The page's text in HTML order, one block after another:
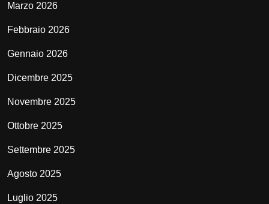
Marzo 2026
Febbraio 2026
Gennaio 2026
Dicembre 2025
Novembre 2025
Ottobre 2025
Settembre 2025
Agosto 2025
Luglio 2025